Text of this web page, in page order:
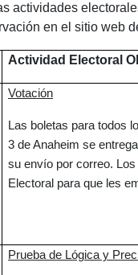
actividades
en el sitio web
Actividad Electoral
Votación
Las boletas para todos
3 de Anaheim se
su envío por correo.
Electoral para que les
Prueba de Lógica y